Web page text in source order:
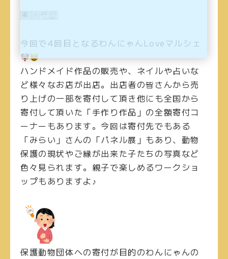
今回で4回目となるわんにゃんLoveマルシェ
ハンドメイド作品の販売や、ネイルや占いな
ど様々なお店が出店。出店者の皆さんから売
り上げの一部を寄付して頂き他にも全国から
寄付して頂いた「手作り作品」の全額寄付コ
ーナーもあります。今回は寄付先でもある
「みらい」さんの「パネル展」もあり、動物
保護の現状やご縁が出来た子たちの写真など
色々見られます。親子で楽しめるワークショ
ップもありますよ♪
保護動物団体への寄付が目的のわんにゃんの